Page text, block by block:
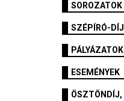
SOROZATOK
SZÉPÍRÓ-DÍJ
PÁLYÁZATOK
ESEMÉNYEK
ÖSZTÖNDÍJ,